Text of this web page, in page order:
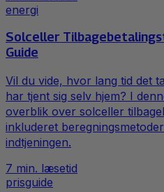
energi
Solceller
Guide
Vil du vide, hvor lang tid det
har tjent sig selv hjem? I
overblik over solceller
inkluderet
indtjeningen.
7 min. læsetid
prisguide